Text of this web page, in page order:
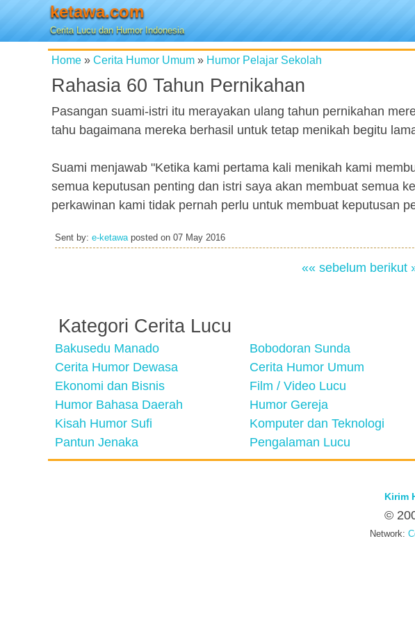
ketawa.com
Cerita Lucu dan Humor Indonesia
Home » Cerita Humor Umum » Humor Pelajar Sekolah
Rahasia 60 Tahun Pernikahan
Pasangan suami-istri itu merayakan ulang tahun pernikahan
tahu bagaimana mereka berhasil untuk tetap menikah begitu
Suami menjawab "Ketika kami pertama kali menikah kami
semua keputusan penting dan istri saya akan membuat semua
perkawinan kami tidak pernah perlu untuk membuat keputusan
Sent by: e-ketawaposted on 07 May 2016
«« sebelum berikut
Kategori Cerita Lucu
Bakusedu Manado Bobodoran Sunda
Cerita Humor Dewasa
Cerita Humor Umum
Ekonomi dan Bisnis
Film / Video Lucu
Humor Bahasa Daerah
Humor Gereja
Kisah Humor Sufi
Komputer dan Teknologi
Pantun Jenaka
Pengalaman Lucu
Kirim
©
Network: